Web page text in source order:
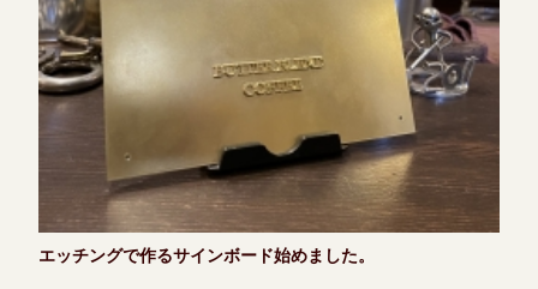
エッチングで作るサインボード始めました。